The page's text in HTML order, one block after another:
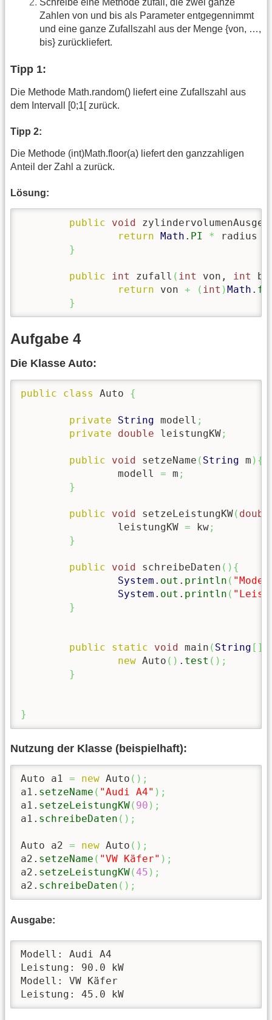
Schreibe eine Methode zufall, die zwei ganze
Zahlen von und bis als Parameter entgegennimmt
und eine ganze Zufallszahl aus der Menge {von, …,
bis} zurückliefert.
Tipp 1:
Die Methode Math.random() liefert eine Zufallszahl aus
dem Intervall [0;1[ zurück.
Tipp 2:
Die Methode (int)Math.floor(a) liefert den ganzzahligen
Anteil der Zahl a zurück.
Lösung:
public void
return Math . PI * radius
}
public int zufall ( int von, int
return von + ( int )Math .
}
Aufgabe 4
Die Klasse Auto:
public class Auto {
private String modell ;
private
double leistungKW;
public void setzeName ( String m ) {
		modell
= m ;
}
public void setzeLeistungKW(
		leistungKW
= kw;
}
public void schreibeDaten ( ) {
System . out . println (
System . out . println (
}
public static void main ( String [ ]
new Auto ( ) . test ( ) ;
}
}
Nutzung der Klasse (beispielhaft):
Auto a1 = new Auto ( ) ;
a1. setzeName ( "Audi A4" ) ;
a1. setzeLeistungKW( 90 ) ;
a1. schreibeDaten ( ) ;
Auto a2 = new Auto ( ) ;
a2. setzeName ( "VW Käfer" ) ;
a2. setzeLeistungKW(45 ) ;
a2. schreibeDaten ( ) ;
Ausgabe:
Modell: Audi A4
Leistung: 90.0 kW
Modell: VW Käfer
Leistung: 45.0 kW